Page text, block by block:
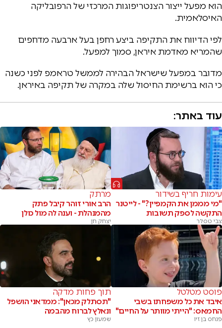
הוא מפעל ייצור הצנטריפוגות המרכזי של הרפובליקה
האיסלאמית.
לפי הדיווח את התקיפה ביצע רחפן בעל ארבעה מדחפים
שהמריא מאדמת איראן, סמוך למפעל.
מדובר במפעל שישראל הבהירה לממשל טראמפ לפני כשנה
כי הוא ברשימת החיסול שלה במקרה של תקיפה באיראן.
עוד באתר:
עימות חריף בשידור
"מי מממן את הקמפיין?" - לייטנר
התקשה לספק תשובות
צבי טסלר
מרתק
הרב אורי זוהר קיבל פתק
מהמנהלת - וענה לה מול כולן
יצחק חן
פוסט מטלטל
איבד את כל משפחתו בשבי
החמאס: "הייתי מוותר על החיים"
פנחס בן זיו
תוך פחות מדקה
"תסתלק מכאן": ממדאני הושפל
ונאלץ לברוח מהבמה
שמעון כץ